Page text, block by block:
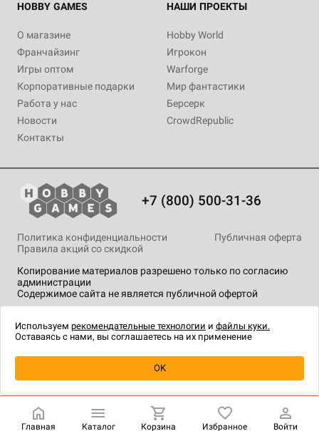
Уведомить о наличии
HOBBY GAMES
О магазине
Франчайзинг
Игры оптом
Корпоративные подарки
Работа у нас
Новости
Контакты
НАШИ ПРОЕКТЫ
Hobby World
Игрокон
Warforge
Мир фантастики
Берсерк
CrowdRepublic
+7 (800) 500-31-36
Копирование материалов разрешено только по согласию
администрации
Содержимое сайта не является публичной офертой
Политика конфиденциальности
Публичная оферта
Правила акций со скидкой
технологии.
Главная Каталог Корзина Избранное Войти
Используем рекомендательные технологии и файлы куки.
Оставаясь с нами, вы соглашаетесь на их применение
OK